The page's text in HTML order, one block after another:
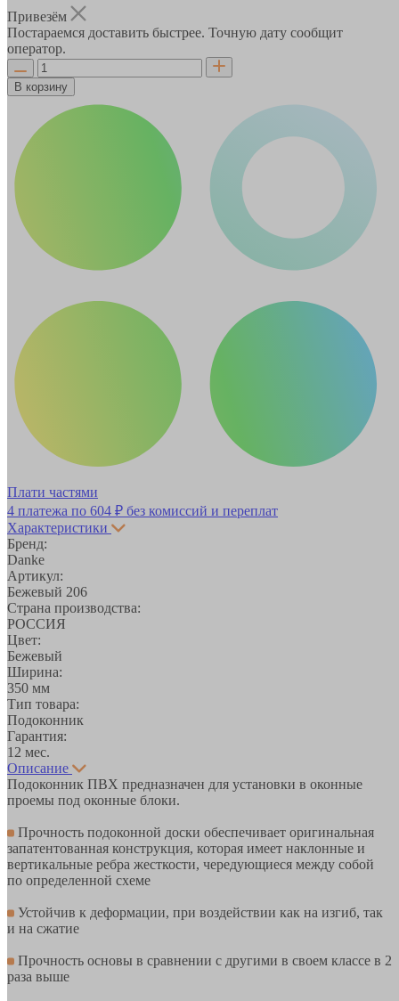
Привезём
Постараемся доставить быстрее. Точную дату сообщит
оператор.
В корзину
Плати частями
4 платежа по 604 ₽ без комиссий и переплат
Характеристики
Бренд:
Danke
Артикул:
Бежевый 206
Страна производства:
РОССИЯ
Цвет:
Бежевый
Ширина:
350 мм
Тип товара:
Подоконник
Гарантия:
12 мес.
Описание
Подоконник ПВХ предназначен для установки в оконные
проемы под оконные блоки.
Прочность подоконной доски обеспечивает оригинальная
запатентованная конструкция, которая имеет наклонные и
вертикальные ребра жесткости, чередующиеся между собой
по определенной схеме
Устойчив к деформации, при воздействии как на изгиб, так
и на сжатие
Прочность основы в сравнении с другими в своем классе в 2
раза выше